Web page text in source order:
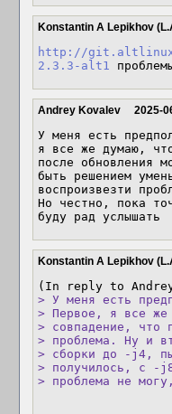
Konstantin A Lepikhov
http://
2.3.3-alt1
Andrey Kovalev 2025-
У меня есть
я все же думаю,
после обновления
быть решением
воспроизвезти
Но честно, пока
буду рад услышать
Konstantin A Lepikhov
(In reply to
> У меня есть
> Первое, я все же
> совпадение, что
> проблема. Ну и
> сборки до -j4,
> получилось, с -
> проблема не